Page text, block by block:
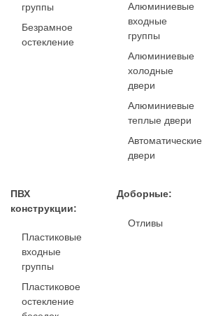
группы
Безрамное
остекление
Алюминиевые
входные
группы
Алюминиевые
холодные
двери
Алюминиевые
теплые двери
Автоматические
двери
ПВХ
конструкции:
Пластиковые
входные
группы
Пластиковое
остекление
Доборные:
Отливы